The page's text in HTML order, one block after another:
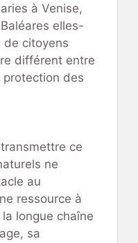
à Venise,
elles-
de citoyens
différent entre
des
ce
ne
au
ressource à
longue chaîne
sa